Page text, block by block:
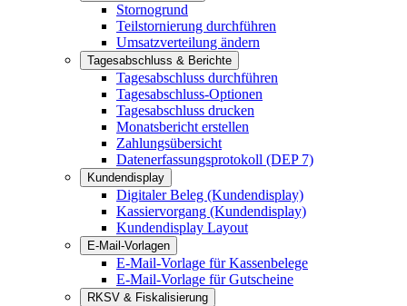
Stornogrund
Teilstornierung durchführen
Umsatzverteilung ändern
Tagesabschluss & Berichte
Tagesabschluss durchführen
Tagesabschluss-Optionen
Tagesabschluss drucken
Monatsbericht erstellen
Zahlungsübersicht
Datenerfassungsprotokoll (DEP 7)
Kundendisplay
Digitaler Beleg (Kundendisplay)
Kassiervorgang (Kundendisplay)
Kundendisplay Layout
E-Mail-Vorlagen
E-Mail-Vorlage für Kassenbelege
E-Mail-Vorlage für Gutscheine
RKSV & Fiskalisierung